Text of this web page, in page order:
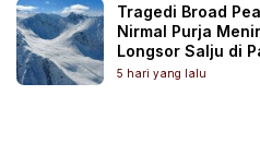
Tragedi Broad
Nirmal Purja
Longsor Salju di
5 hari yang lalu